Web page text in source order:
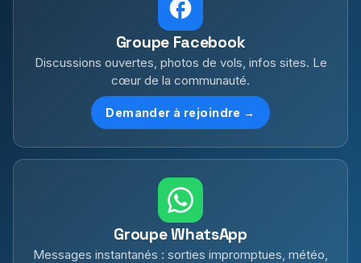
Groupe Facebook
Discussions ouvertes, photos de vols, infos sites. Le
cœur de la communauté.
Demander à rejoindre →
Groupe WhatsApp
Messages instantanés : sorties impromptues, météo,